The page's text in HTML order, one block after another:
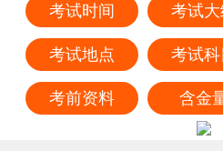
考试时间 考试大
考试地点 考试科
考前资料 含金